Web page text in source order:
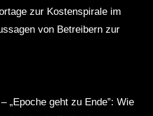
zur Kostenspirale im
von Betreibern zur
„Epoche geht zu Ende”: Wie